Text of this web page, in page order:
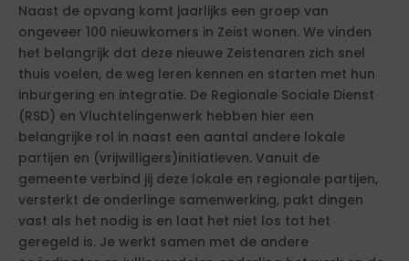
Naast de opvang komt jaarlijks een groep van
ongeveer 100 nieuwkomers in Zeist wonen. We vinden
het belangrijk dat deze nieuwe Zeistenaren zich snel
thuis voelen, de weg leren kennen en starten met hun
inburgering en integratie. De Regionale Sociale Dienst
(RSD) en Vluchtelingenwerk hebben hier een
belangrijke rol in naast een aantal andere lokale
partijen en (vrijwilligers)initiatieven. Vanuit de
gemeente verbind jij deze lokale en regionale partijen,
versterkt de onderlinge samenwerking, pakt dingen
vast als het nodig is en laat het niet los tot het
geregeld is. Je werkt samen met de andere